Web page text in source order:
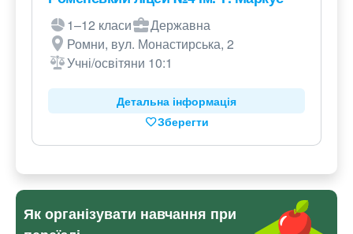
1–12 класи
Державна
Ромни, вул. Монастирська, 2
Учні/освітяни 10:1
Детальна інформація
Зберегти
Як організувати навчання при